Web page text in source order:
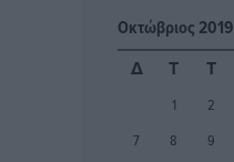
πριν 2 ώρες
Οκτώβριος 2019
Δ
Τ Τ
1 2
7
8 9